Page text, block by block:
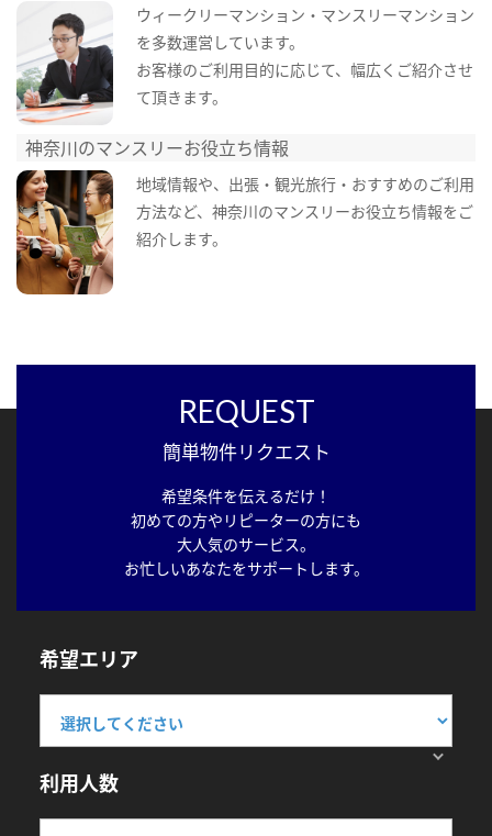
ウィークリーマンション・マンスリーマンション
を多数運営しています。
お客様のご利用目的に応じて、幅広くご紹介させ
て頂きます。
神奈川のマンスリーお役立ち情報
地域情報や、出張・観光旅行・おすすめのご利用
方法など、神奈川のマンスリーお役立ち情報をご
紹介します。
REQUEST
簡単物件リクエスト
希望条件を伝えるだけ！
初めての方やリピーターの方にも
大人気のサービス。
お忙しいあなたをサポートします。
希望エリア
利用人数